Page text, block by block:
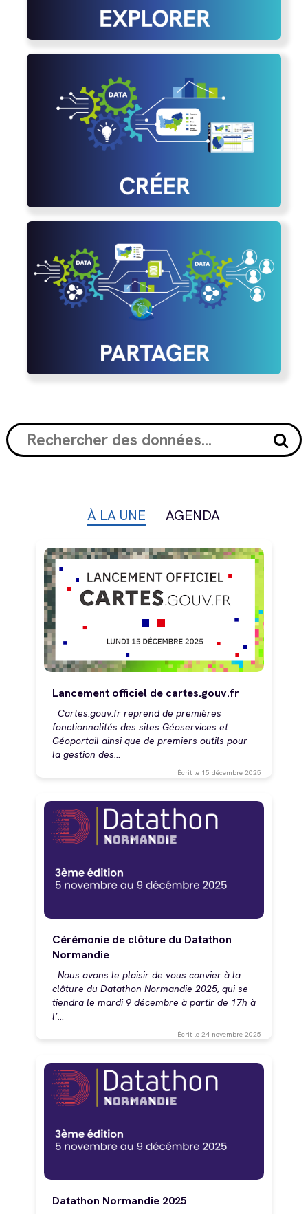
À LA UNE AGENDA
Lancement officiel de cartes.gouv.fr
Cartes.gouv.fr reprend de premières
fonctionnalités des sites Géoservices et
Géoportail ainsi que de premiers outils pour
la gestion des…
Écrit le 15 décembre 2025
Cérémonie de clôture du Datathon
Normandie
Nous avons le plaisir de vous convier à la
clôture du Datathon Normandie 2025, qui se
tiendra le mardi 9 décembre à partir de 17h à
l’…
Écrit le24 novembre 2025
Datathon Normandie 2025